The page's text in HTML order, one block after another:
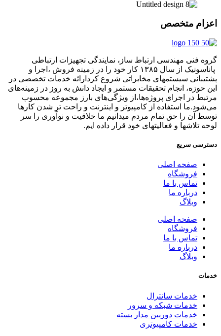
اعزام متخصص
گروه فنی مهندسی ارتباط ساز، نمایندگی تجهیزات ارتباطی
پاناسونیک از سال ۱۳۸۵ کار خود را در زمینه فروش ،اجرا و
پشتیبانی سیستمهای مخابراتی شروع کردارائه خدمات تخصصی در
این حوزه، انجام تحقیقات مستمر و ایجاد دانش به‌ روز در زمینه‌های
مرتبط در اجرای پروژه‌ها،از ویژگی‌های بارز مجموعه محسوب
می‌شود.ما استفاده از کامپیوتر و اینترنت و راحت تر شدن کارها
توسط آن را حق تمام مردم میدانیم ما خلاقیت و نوآوری را سر
لوحه تلاشها و فعالیتهای خود قرار داده ایم.
دسترسی سریع
صفحه اصلی
فروشگاه
تماس با ما
درباره ما
وبلاگ
صفحه اصلی
فروشگاه
تماس با ما
درباره ما
وبلاگ
خدمات
خدمات سانترال
خدمات شبکه و سرور
خدمات دوربین مدار بسته
خدمات کامپیوتری